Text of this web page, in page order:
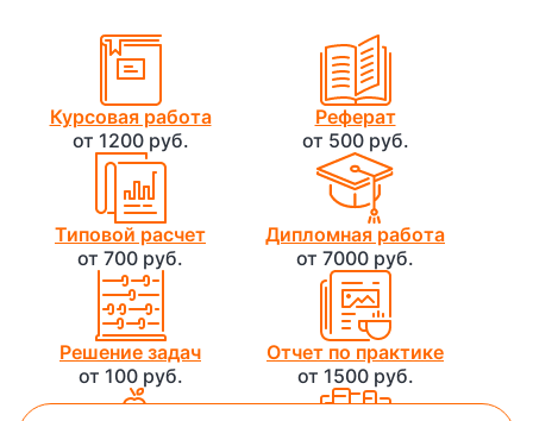
Курсовая работа
от 1200 руб.
Реферат
от 500 руб.
Типовой расчет
от 700 руб.
Дипломная работа
от 7000 руб.
Решение задач
от 100 руб.
Отчет по практике
от 1500 руб.